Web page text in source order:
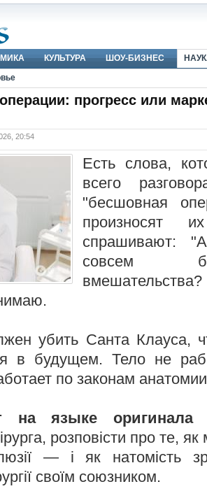
КУЛЬТУРА ШОУ-БИЗНЕС
прогресс или
20:54
Есть слова,
всего
"бесшовная
произносят
спрашивают:
совсем
убить Санта Клауса,
в будущем. Тело не
по законам
на языке оригинала
розповісти про те,
— і як натомість
своїм союзником.